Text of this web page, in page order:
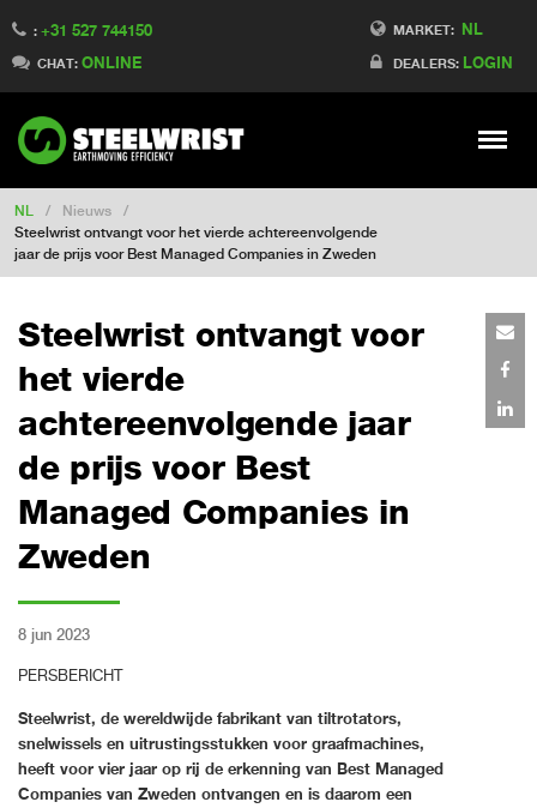
MARKET: NL
DEALERS: LOGIN
: +31 527 744150
CHAT: ONLINE
Meny
Switch to Finland
Switch to Denmark
Switch to China
Switch to Australia
Change market
NL / Nieuws
/
Steelwrist ontvangt voor het vierde achtereenvolgende
jaar de prijs voor Best Managed Companies in Zweden
Steelwrist ontvangt voor
het vierde
achtereenvolgende jaar
de prijs voor Best
Managed Companies in
Zweden
8 jun 2023
PERSBERICHT
Steelwrist, de wereldwijde fabrikant van tiltrotators,
snelwissels en uitrustingsstukken voor graafmachines,
heeft voor vier jaar op rij de erkenning van Best Managed
Companies van Zweden ontvangen en is daarom een ​​